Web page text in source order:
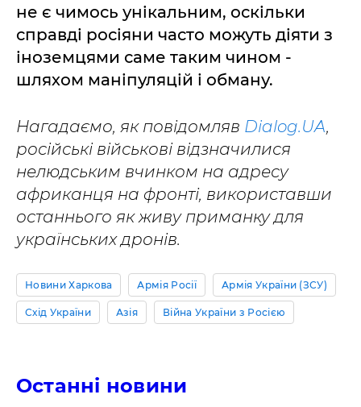
не є чимось унікальним, оскільки
справді росіяни часто можуть діяти з
іноземцями саме таким чином -
шляхом маніпуляцій і обману.
Нагадаємо, як повідомляв Dialog.UA,
російські військові відзначилися
нелюдським вчинком на адресу
африканця на фронті, використавши
останнього як живу приманку для
українських дронів.
Новини Харкова Армія Росії Армія України (ЗСУ)
Схід України Азія Війна України з Росією
Останні новини